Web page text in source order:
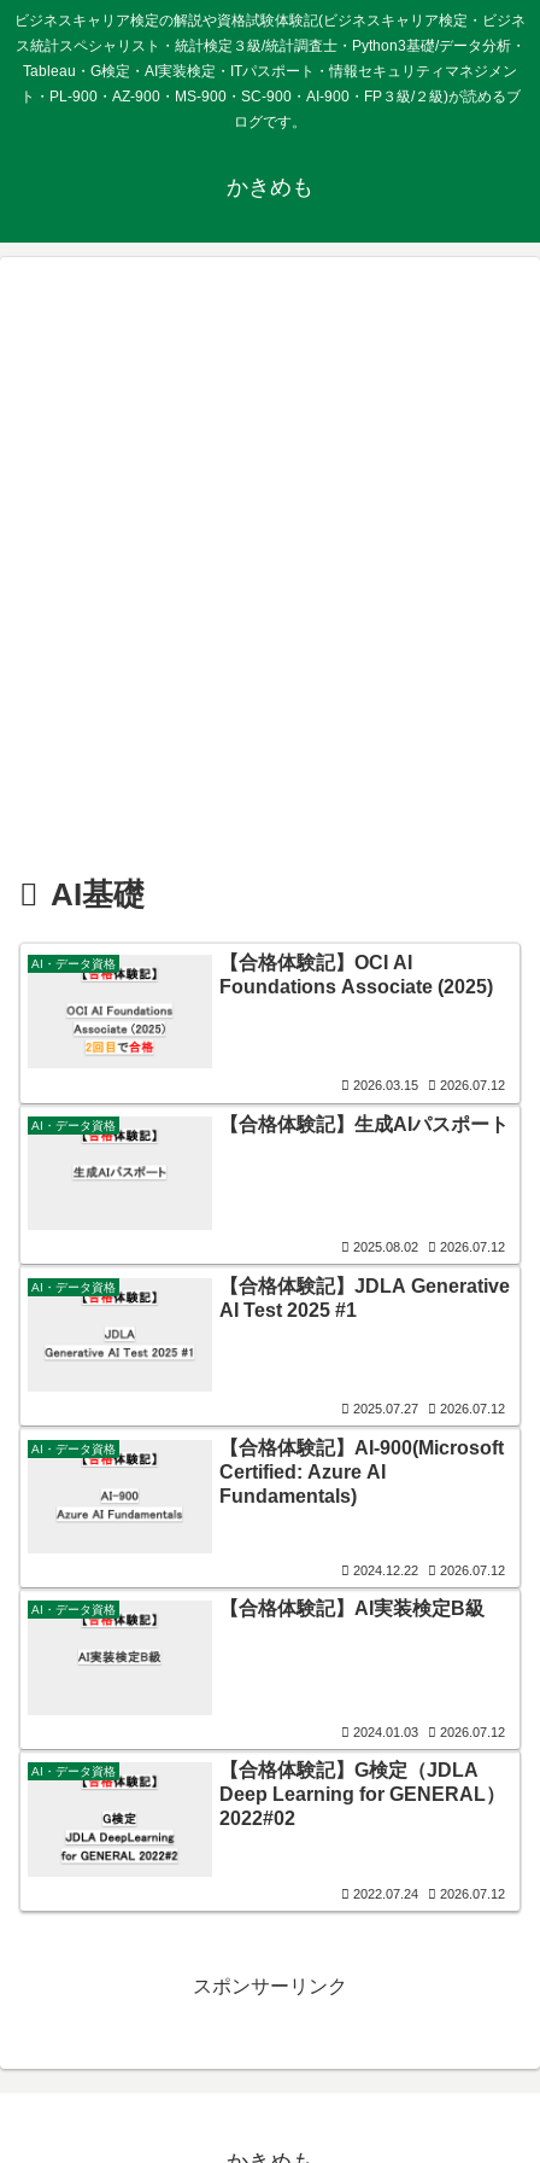
ビジネスキャリア検定の解説や資格試験体験記(ビジネスキャリア検定・ビジネ
ス統計スペシャリスト・統計検定３級/統計調査士・Python3基礎/データ分析・
Tableau・G検定・AI実装検定・ITパスポート・情報セキュリティマネジメン
ト・PL-900・AZ-900・MS-900・SC-900・AI-900・FP３級/２級)が読めるブ
ログです。
かきめも
AI基礎
AI・データ資格
【合格体験記】OCI AI
Foundations Associate (2025)
2026.03.15 2026.07.12
AI・データ資格 【合格体験記】生成AIパスポート
2025.08.02 2026.07.12
AI・データ資格
【合格体験記】JDLA Generative
AI Test 2025 #1
2025.07.27 2026.07.12
AI・データ資格
【合格体験記】AI-900(Microsoft
Certified: Azure AI
Fundamentals)
2024.12.22 2026.07.12
AI・データ資格 【合格体験記】AI実装検定B級
2024.01.03 2026.07.12
AI・データ資格
【合格体験記】G検定（JDLA
Deep Learning for GENERAL）
2022#02
2022.07.24 2026.07.12
スポンサーリンク